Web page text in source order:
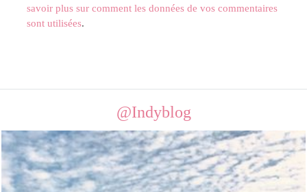
savoir plus sur comment les données de vos commentaires
sont utilisées.
@Indyblog